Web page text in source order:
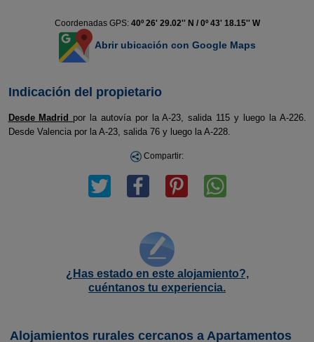
Coordenadas GPS: 40º 26' 29.02'' N / 0º 43' 18.15'' W
Abrir ubicación con Google Maps
Indicación del propietario
Desde Madrid por la autovía por la A-23, salida 115 y luego la A-226.
Desde Valencia por la A-23, salida 76 y luego la A-228.
Compartir:
¿Has estado en este alojamiento?,
cuéntanos tu experiencia.
Alojamientos rurales cercanos a Apartamentos